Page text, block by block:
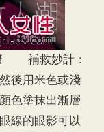
補救妙計：
後用米色或淺
色塗抹出漸層
線的眼影可以